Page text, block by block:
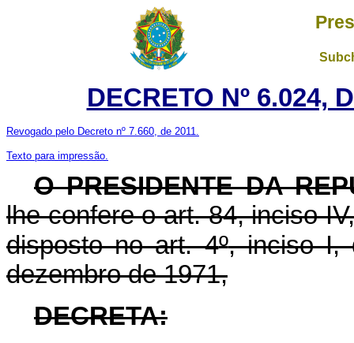
DECRETO Nº 6.024,
Revogado pelo Decreto nº 7.660, de 2011.
Texto para impressão.
O PRESIDENTE DA
lhe confere o art. 84, inciso
disposto no art. 4º, inciso I,
dezembro de 1971,
DECRETA: